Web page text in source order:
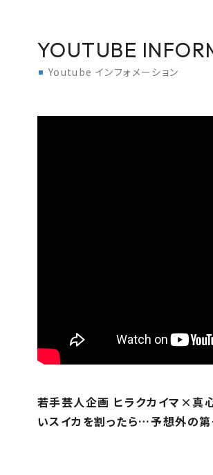
YOUTUBE
Youtube インフォメーション
若手芸人企画 ヒラクカイマ×真
いスイカを割ったら…予想外の第